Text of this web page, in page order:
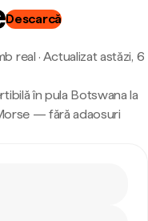
Descarcă
real · Actualizat astăzi, 6
în pula Botswana la
— fără adaosuri